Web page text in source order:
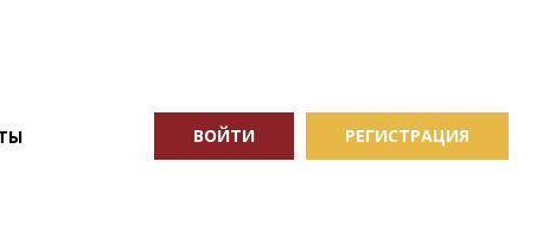
ВОЙТИ РЕГИСТРАЦИЯ